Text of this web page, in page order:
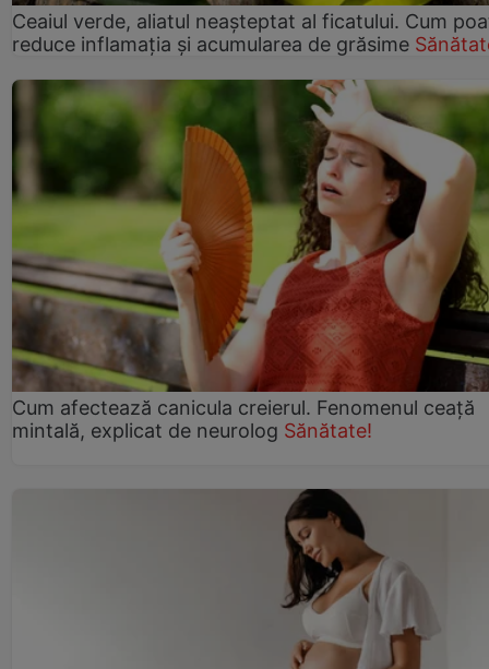
Ceaiul verde, aliatul neașteptat al ficatului. Cum
reduce inflamația și acumularea de grăsime
Cum afectează canicula creierul. Fenomenul ceață
mintală, explicat de neurolog Sănătate!